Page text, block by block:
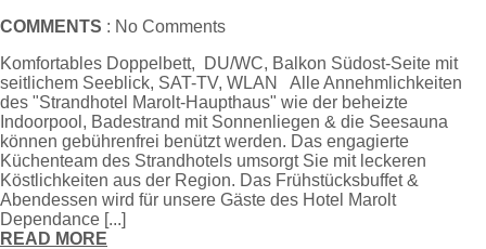
COMMENTS : No Comments
Komfortables Doppelbett, DU/WC, Balkon Südost-Seite mit
seitlichem Seeblick, SAT-TV, WLAN Alle Annehmlichkeiten
des "Strandhotel Marolt-Haupthaus" wie der beheizte
Indoorpool, Badestrand mit Sonnenliegen & die Seesauna
können gebührenfrei benützt werden. Das engagierte
Küchenteam des Strandhotels umsorgt Sie mit leckeren
Köstlichkeiten aus der Region. Das Frühstücksbuffet &
Abendessen wird für unsere Gäste des Hotel Marolt
Dependance [...]
READ MORE